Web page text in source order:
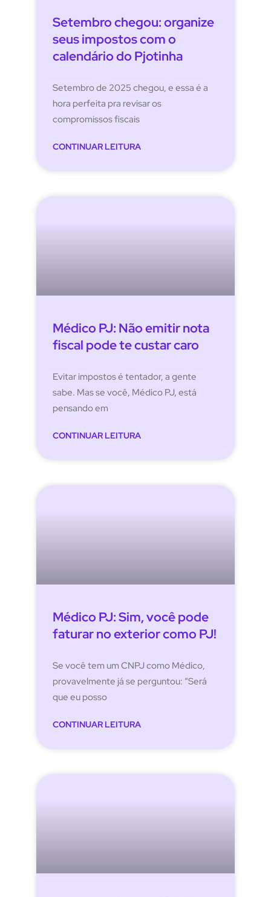
Setembro chegou: organize
seus impostos com o
calendário do Pjotinha
Setembro de 2025 chegou, e essa é a
hora perfeita pra revisar os
compromissos fiscais
CONTINUAR LEITURA
Médico PJ: Não emitir nota
fiscal pode te custar caro
Evitar impostos é tentador, a gente
sabe. Mas se você, Médico PJ, está
pensando em
CONTINUAR LEITURA
Médico PJ: Sim, você pode
faturar no exterior como PJ!
Se você tem um CNPJ como Médico,
provavelmente já se perguntou: “Será
que eu posso
CONTINUAR LEITURA